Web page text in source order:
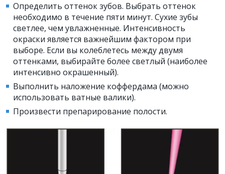
Определить оттенок зубов. Выбрать оттенок
необходимо в течение пяти минут. Сухие зубы
светлее, чем увлажненные. Интенсивность
окраски является важнейшим фактором при
выборе. Если вы колеблетесь между двумя
оттенками, выбирайте более светлый (наиболее
интенсивно окрашенный).
Выполнить наложение коффердама (можно
использовать ватные валики).
Произвести препарирование полости.